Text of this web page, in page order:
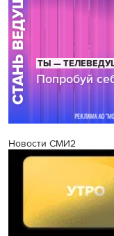
Новости СМИ2